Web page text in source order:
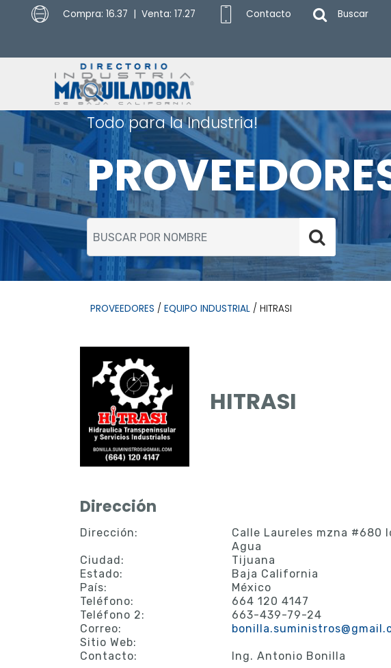
Compra: 16.37 | Venta: 17.27 Contacto Buscar
Todo para la Industria!
PROVEEDORES / EQUIPO INDUSTRIAL / HITRASI
HITRASI
Dirección
Dirección:
Calle Laureles mzna #680
Agua
Ciudad:
Tijuana
Estado:
Baja California
País:
México
Teléfono:
664 120 4147
Teléfono 2:
663-439-79-24
Correo:
Sitio Web:
Contacto:
Ing. Antonio Bonilla